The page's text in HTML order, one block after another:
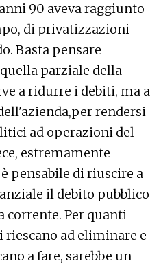
90 aveva raggiunto
di privatizzazioni
Basta pensare
parziale della
a ridurre i debiti, ma a
rendersi
ad operazioni del
estremamente
pensabile di riuscire a
il debito pubblico
corrente. Per quanti
riescano ad eliminare e
a fare, sarebbe un